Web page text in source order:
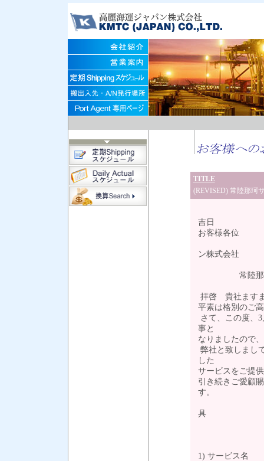
TITLE
(REVISED) 常陸那珂
吉日
お客様各位
ン株式会社
常陸那珂サ
拝啓 貴社ます
平素は格別のご
さて、この度、
事と
なりましたので
弊社と致しまし
した
サービスをご提
引き続きご愛顧
す
具
1) サービス名